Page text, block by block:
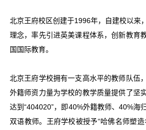
北京王府校区创建于1996年，自建校以来
理念，率先引进英美课程体系，创新教育
国国际教育。
北京王府学校拥有一支高水平的教师队伍
外籍师资力量为学校的教学质量提供了坚
达到“404020”，即40%外籍教师、40%海
双语教师。王府学校被授予“哈佛名师塑